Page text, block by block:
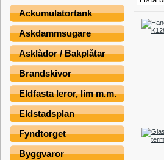
Ackumulatortank
Askdammsugare
Asklådor / Bakplåtar
Brandskivor
Eldfasta leror, lim m.m.
Eldstadsplan
Fyndtorget
Byggvaror